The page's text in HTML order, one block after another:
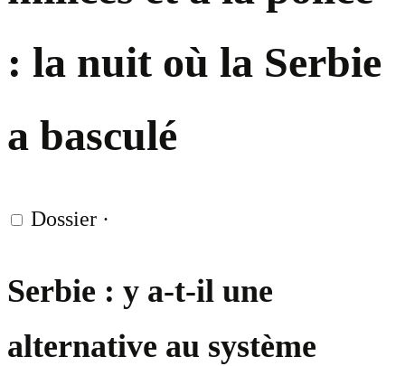
: la nuit où la Serbie
a basculé
Dossier ·
Serbie : y a-t-il une
alternative au système